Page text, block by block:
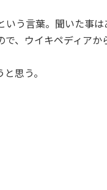
う言葉。聞いた事は
、ウイキペディアか
思う。